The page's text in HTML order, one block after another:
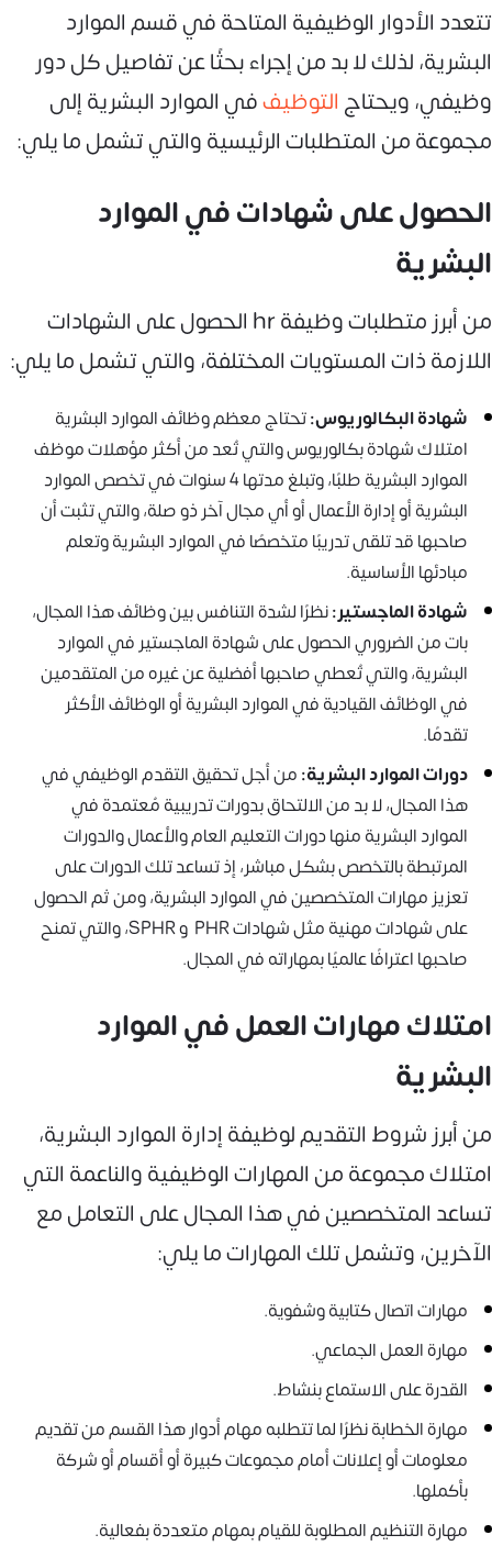
تتعدد الأدوار الوظيفية المتاحة في قسم الموارد
البشرية، لذلك لا بد من إجراء بحثًا عن تفاصيل كل دور
وظيفي، ويحتاج التوظيففي الموارد البشرية إلى
مجموعة من المتطلبات الرئيسية والتي تشمل ما يلي:
الحصول على شهادات في الموارد
البشرية
من أبرز متطلبات وظيفة hr الحصول على الشهادات
اللازمة ذات المستويات المختلفة، والتي تشمل ما يلي:
شهادة البكالوريوس:تحتاج معظم وظائف الموارد البشرية
امتلاك شهادة بكالوريوس والتي تُعد من أكثر مؤهلات موظف
الموارد البشرية طلبًا، وتبلغ مدتها 4 سنوات في تخصص الموارد
البشرية أو إدارة الأعمال أو أي مجال آخر ذو صلة، والتي تثبت أن
صاحبها قد تلقى تدريبًا متخصصًا في الموارد البشرية وتعلم
مبادئها الأساسية.
شهادة الماجستير:نظرًا لشدة التنافس بين وظائف هذا المجال،
بات من الضروري الحصول على شهادة الماجستير في الموارد
البشرية، والتي تُعطي صاحبها أفضلية عن غيره من المتقدمين
في الوظائف القيادية في الموارد البشرية أو الوظائف الأكثر
تقدمًا.
دورات الموارد البشرية:من أجل تحقيق التقدم الوظيفي في
هذا المجال، لا بد من الالتحاق بدورات تدريبية مُعتمدة في
الموارد البشرية منها دورات التعليم العام والأعمال والدورات
المرتبطة بالتخصص بشكل مباشر، إذ تساعد تلك الدورات على
تعزيز مهارات المتخصصين في الموارد البشرية، ومن ثم الحصول
على شهادات مهنية مثل شهادات PHR و SPHR، والتي تمنح
صاحبها اعترافًا عالميًا بمهاراته في المجال.
امتلاك مهارات العمل في الموارد
البشرية
من أبرز شروط التقديم لوظيفة إدارة الموارد البشرية،
امتلاك مجموعة من المهارات الوظيفية والناعمة التي
تساعد المتخصصين في هذا المجال على التعامل مع
الآخرين، وتشمل تلك المهارات ما يلي:
مهارات اتصال كتابية وشفوية.
مهارة العمل الجماعي.
القدرة على الاستماع بنشاط.
مهارة الخطابة نظرًا لما تتطلبه مهام أدوار هذا القسم من تقديم
معلومات أو إعلانات أمام مجموعات كبيرة أو أقسام أو شركة
بأكملها.
مهارة التنظيم المطلوبة للقيام بمهام متعددة بفعالية.